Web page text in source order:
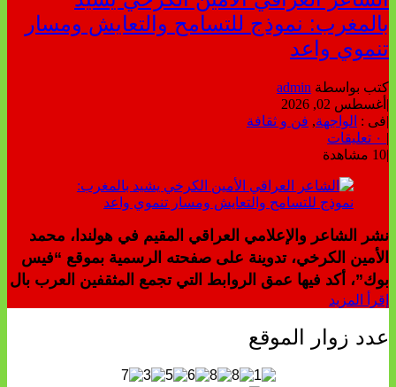
بالمغرب: نموذج للتسامح والتعايش ومسار
تنموي واعد
كتب بواسطة admin
| أغسطس 02, 2026
|فى : الواجهة, فن و ثقافة
|
|10 مشاهدة
نشر الشاعر والإعلامي العراقي المقيم في هولندا، محمد
الأمين الكرخي، تدوينة على صفحته الرسمية بموقع “فيس
بوك”، أكد فيها عمق الروابط التي تجمع المثقفين العرب بال
إقرأ المزيد
عدد زوار الموقع